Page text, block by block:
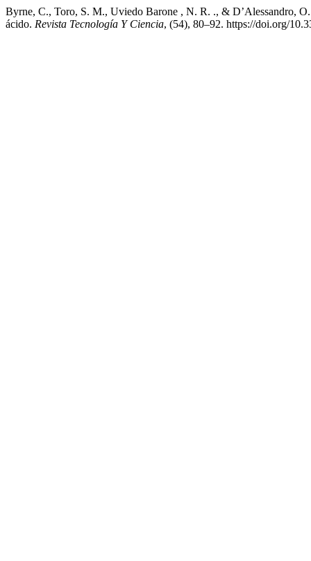
Byrne, C., Toro, S. M., Uviedo Barone , N. R. ., & D’Alessandro,
ácido. Revista Tecnología Y Ciencia, (54), 80–92. https://doi.org/